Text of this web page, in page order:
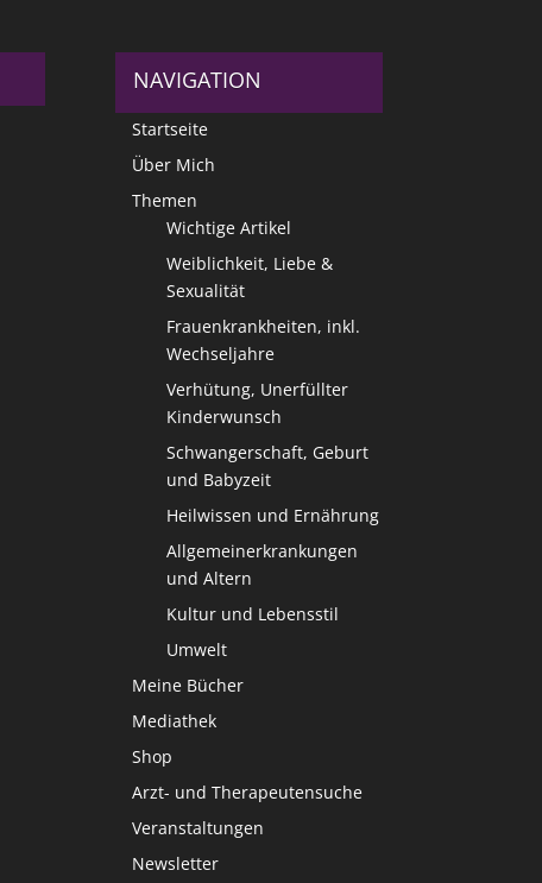
NAVIGATION
Startseite
Über Mich
Themen
Wichtige Artikel
Weiblichkeit, Liebe &
Sexualität
Frauenkrankheiten, inkl.
Wechseljahre
Verhütung, Unerfüllter
Kinderwunsch
Schwangerschaft, Geburt
und Babyzeit
Heilwissen und Ernährung
Allgemeinerkrankungen
und Altern
Kultur und Lebensstil
Umwelt
Meine Bücher
Mediathek
Shop
Arzt- und Therapeutensuche
Veranstaltungen
Newsletter